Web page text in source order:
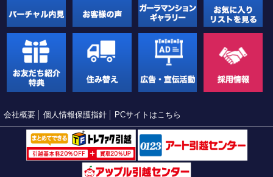
会社概要 個人情報保護指針 PCサイトはこちら